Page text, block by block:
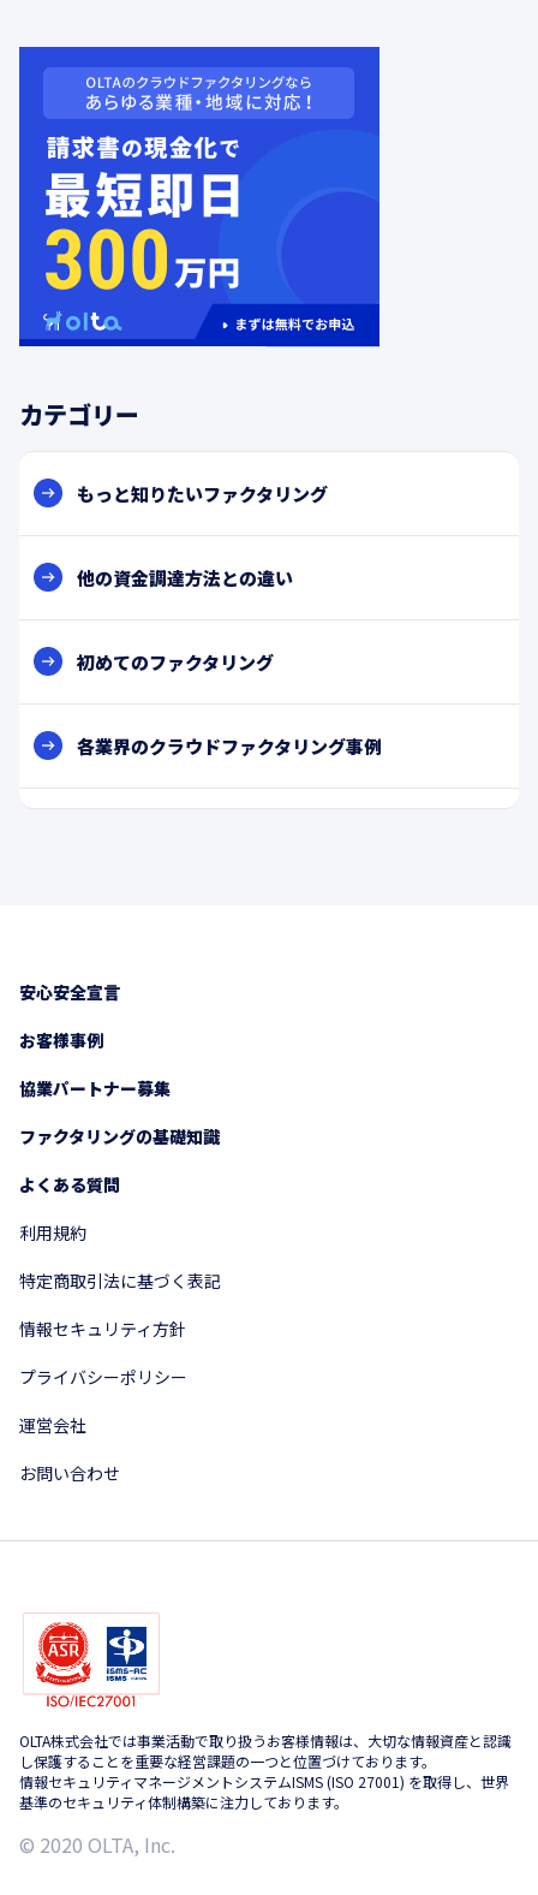
カテゴリー
もっと知りたいファクタリング
他の資金調達方法との違い
初めてのファクタリング
各業界のクラウドファクタリング事例
安心安全宣言
お客様事例
協業パートナー募集
ファクタリングの基礎知識
よくある質問
利用規約
特定商取引法に基づく表記
情報セキュリティ方針
プライバシーポリシー
運営会社
お問い合わせ
OLTA株式会社では事業活動で取り扱うお客様情報は、大切な情報資産と認識
し保護することを重要な経営課題の一つと位置づけております。
情報セキュリティマネージメントシステムISMS (ISO 27001) を取得し、世界
基準のセキュリティ体制構築に注力しております。
© 2020 OLTA, Inc.